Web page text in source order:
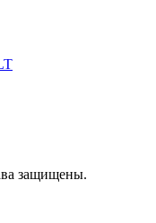
защищены.